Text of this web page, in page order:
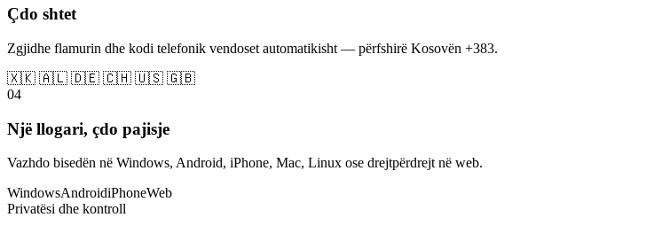
Çdo shtet
Zgjidhe flamurin dhe kodi telefonik vendoset automatikisht — përfshirë Kosovën +383.
🇽🇰 🇦🇱 🇩🇪 🇨🇭 🇺🇸 🇬🇧
04
Një llogari, çdo pajisje
Vazhdo bisedën në Windows, Android, iPhone, Mac, Linux ose drejtpërdrejt në web.
WindowsAndroidiPhoneWeb
Privatësi dhe kontroll